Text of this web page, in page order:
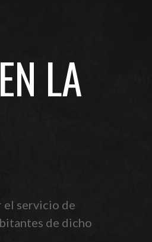
LA
el servicio de
de dicho